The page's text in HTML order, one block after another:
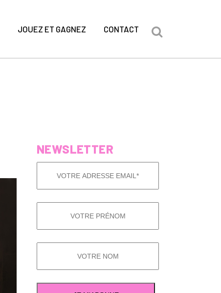
JOUEZ ET GAGNEZ CONTACT
NEWSLETTER